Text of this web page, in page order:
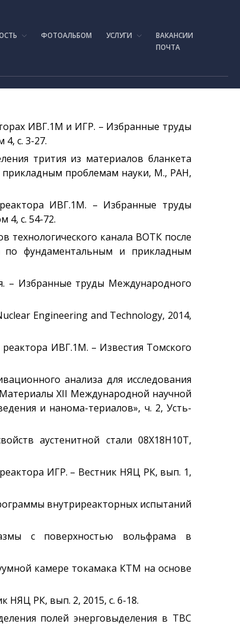
Главная
Руководство
Реактор ИГР
Стенд ЛИАНА
Установка ЛАВА-Б
Установка ВИКА
Стенд с плазменно-
пучковой установкой
Комплексы
Развитие атомной
энергетики
Мониторинг ядерных
объектов
Конверсия
исследовательских
Термоядерные
Водородная Энергетика
Публикации и
Объявления
Антитеррор
Фотоальбом
ФОТОАЛЬБОМ УСЛУГИ
ВАКАНСИИ
ПОЧТА
ИВГ.1М и ИГР. – Избранные труды
с. 3-27.
трития из материалов бланкета
проблемам науки, М., РАН,
ИВГ.1М. – Избранные труды
4, с. 54-72.
технологического канала ВОТК после
по фундаментальным и прикладным
– Избранные труды Международного
Engineering and Technology, 2014,
ИВГ.1М. – Известия Томского
анализа для исследования
Материалы XII Международной научной
и нанома-териалов», ч. 2, Усть-
аустенитной стали 08Х18Н10Т,
ИГР. – Вестник НЯЦ РК, вып. 1,
внутриреакторных испытаний
с поверхностью вольфрама в
камере токамака КТМ на основе
НЯЦ РК, вып. 2, 2015, с. 6-18.
полей энерговыделения в ТВС